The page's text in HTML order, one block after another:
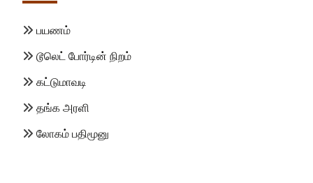
பயணம்
டூலெட் போர்டின் நிறம்
கட்டுமாவடி
தங்க அரளி
லோகம் பதிமூனு